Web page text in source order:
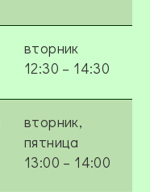
вторник
12:30 – 14:30
вторник,
пятница
13:00 – 14:00